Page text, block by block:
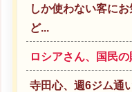
しか使わない客に
ど...
ロシアさん、国民
寺田心、週6ジム通